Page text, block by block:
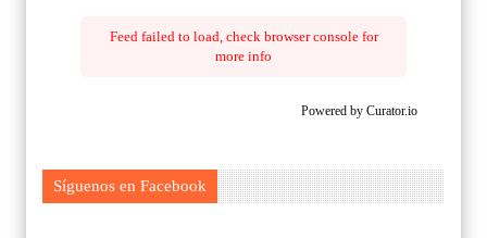
Feed failed to load, check browser console for
more info
Powered by Curator.io
Síguenos en Facebook